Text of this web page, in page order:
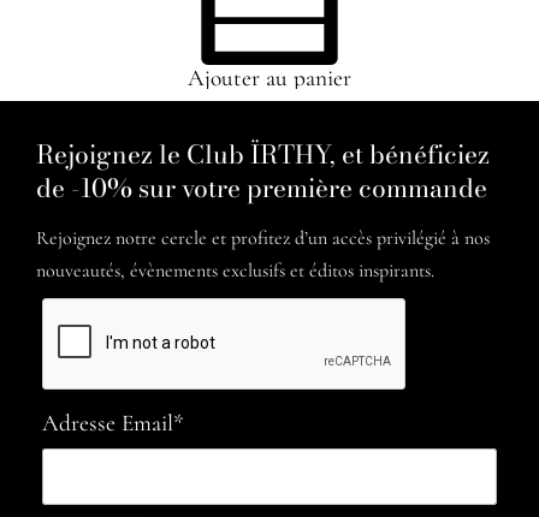
Ajouter au panier
Rejoignez le Club ÏRTHY, et bénéficiez
de -10% sur votre première commande
Rejoignez notre cercle et profitez d’un accès privilégié à nos
nouveautés, évènements exclusifs et éditos inspirants.
Adresse Email*